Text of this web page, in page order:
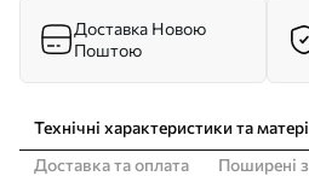
Доставка Новою
Поштою
Технічні характеристики та
Доставка та оплата
Поширені